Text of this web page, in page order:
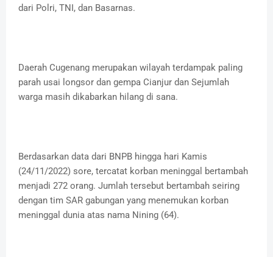
dari Polri, TNI, dan Basarnas.
Daerah Cugenang merupakan wilayah terdampak paling
parah usai longsor dan gempa Cianjur dan Sejumlah
warga masih dikabarkan hilang di sana.
Berdasarkan data dari BNPB hingga hari Kamis
(24/11/2022) sore, tercatat korban meninggal bertambah
menjadi 272 orang. Jumlah tersebut bertambah seiring
dengan tim SAR gabungan yang menemukan korban
meninggal dunia atas nama Nining (64).